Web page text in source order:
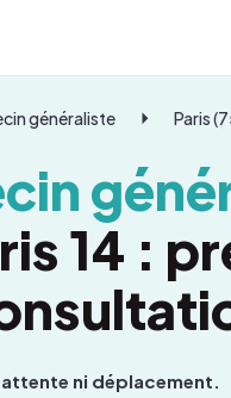
généraliste Paris
14 :
ni déplacement.